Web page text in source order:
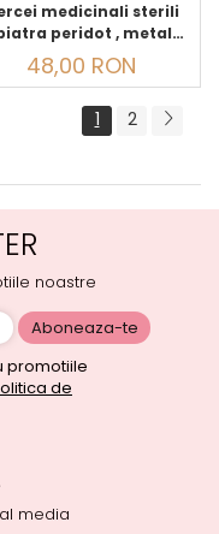
medicinali sterili
peridot , metal
argintiu, AUGUST
48,00 RON
1 2
noastre
promotiile
de
media